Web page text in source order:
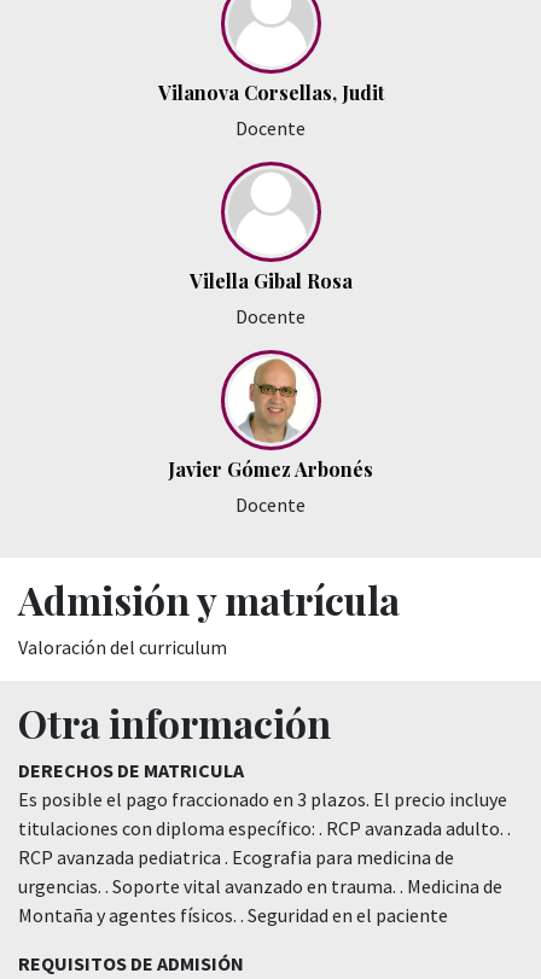
Vilanova Corsellas, Judit
Docente
Vilella Gibal Rosa
Docente
Javier Gómez Arbonés
Docente
Admisión y matrícula
Valoración del curriculum
Otra información
DERECHOS DE MATRICULA
Es posible el pago fraccionado en 3 plazos. El precio incluye
titulaciones con diploma específico: . RCP avanzada adulto. .
RCP avanzada pediatrica . Ecografia para medicina de
urgencias. . Soporte vital avanzado en trauma. . Medicina de
Montaña y agentes físicos. . Seguridad en el paciente
REQUISITOS DE ADMISIÓN